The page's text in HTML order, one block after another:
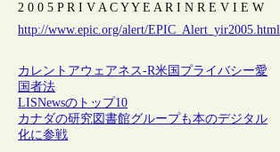
2 0 0 5 P R I V A C Y Y E A R I N R E V I E W
http://www.epic.org/alert/EPIC_Alert_yir2005.html
カレントアウェアネス-R米国 プライバシー愛
国者法
LISNewsのトップ10
カナダの研究図書館グループも本のデジタル
化に参戦